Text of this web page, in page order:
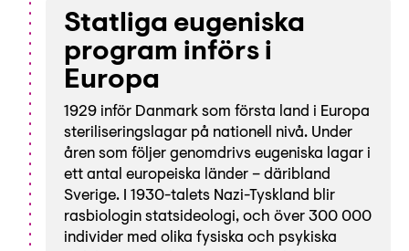
Statliga eugeniska
program införs i
Europa
1929 inför Danmark som första land i Europa
steriliseringslagar på nationell nivå. Under
åren som följer genomdrivs eugeniska lagar i
ett antal europeiska länder – däribland
Sverige. I 1930-talets Nazi-Tyskland blir
rasbiologin statsideologi, och över 300 000
individer med olika fysiska och psykiska